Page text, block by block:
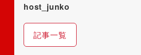
host_junko
記事一覧